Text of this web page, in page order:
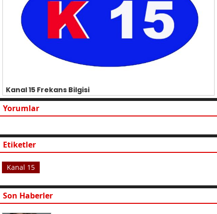
Kanal 15 Frekans Bilgisi
Yorumlar
Etiketler
Kanal 15
Son Haberler